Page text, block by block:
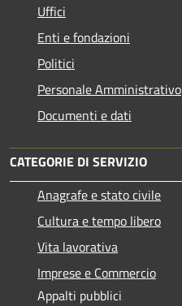
Uffici
Enti e fondazioni
Politici
Personale Amministrativo
Documenti e dati
CATEGORIE DI SERVIZIO
Anagrafe e stato civile
Cultura e tempo libero
Vita lavorativa
Imprese e Commercio
Appalti pubblici